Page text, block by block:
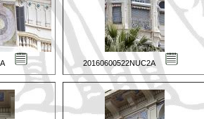
20160600522NUC2A